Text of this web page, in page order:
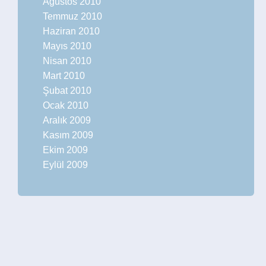
Temmuz 2010
Haziran 2010
Mayıs 2010
Nisan 2010
Mart 2010
Şubat 2010
Ocak 2010
Aralık 2009
Kasım 2009
Ekim 2009
Eylül 2009